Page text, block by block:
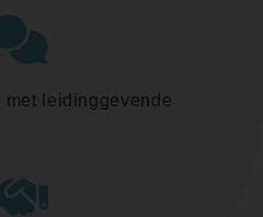
met leidinggevende